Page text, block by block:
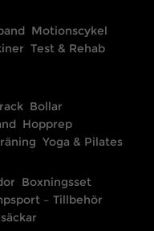
Motionscykel
Test & Rehab
Bollar
Hopprep
Yoga & Pilates
Boxningsset
– Tillbehör